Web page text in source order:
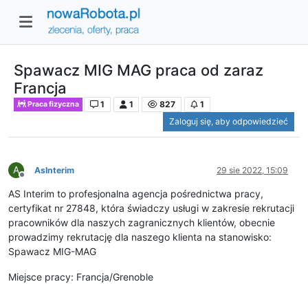
Spawacz MIG MAG praca od zaraz
Francja
Praca fizyczna 1 1 827
1
Zaloguj się, aby odpowiedzieć
A
Niedostępny
AsInterim 29 sie 2022, 15:09
AS Interim to profesjonalna agencja pośrednictwa pracy,
certyfikat nr 27848, która świadczy usługi w zakresie rekrutacji
pracowników dla naszych zagranicznych klientów, obecnie
prowadzimy rekrutację dla naszego klienta na stanowisko:
Spawacz MIG-MAG
Miejsce pracy: Francja/Grenoble